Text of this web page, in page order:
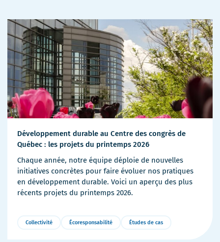
Développement durable au Centre des congrès de
Québec : les projets du printemps 2026
Chaque année, notre équipe déploie de nouvelles
initiatives concrètes pour faire évoluer nos pratiques
en développement durable. Voici un aperçu des plus
récents projets du printemps 2026.
Collectivité Écoresponsabilité Études de cas
Plus